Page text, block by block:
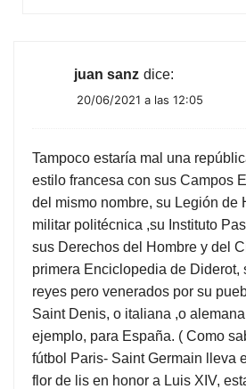
juan sanz dice:
20/06/2021 a las 12:05
Tampoco estaría mal una
estilo francesa con sus Campos
del mismo nombre, su Legión de
militar politécnica ,su Instituto
sus Derechos del Hombre y del
primera Enciclopedia de Diderot,
reyes pero venerados por su
Saint Denis, o italiana ,o
ejemplo, para España. ( Como
fútbol Paris- Saint Germain lleva
flor de lis en honor a Luis XIV,